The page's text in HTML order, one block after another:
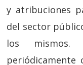
y atribuciones
del sector
los mismos.
periódicamente